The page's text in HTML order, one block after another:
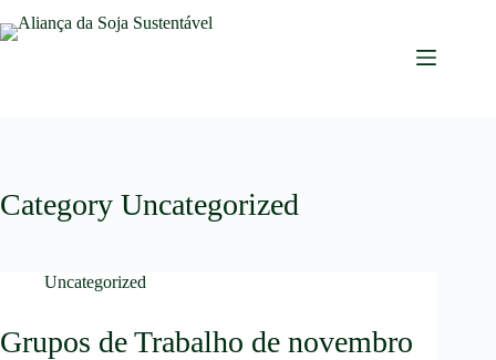
Category Uncategorized
Uncategorized
Grupos de Trabalho de novembro